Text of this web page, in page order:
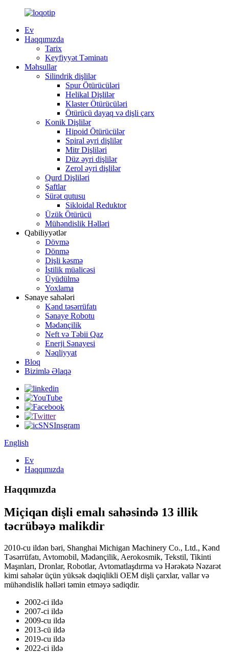
Ev
Haqqımızda
Tarix
Keyfiyyət Təminatı
Məhsullar
Silindrik dişlilər
Spur Ötürücüləri
Helikal Dişlilər
Klaster Ötürücüləri
Ötürücü dayaq və dişli çarx
Konik Dişlilər
Hipoid Ötürücülər
Spiral əyri dişlilər
Mitr Dişliləri
Düz əyri dişlilər
Zerol əyri dişlilər
Qurd Dişliləri
Şaftlar
Sürət qutusu
Sikloidal Reduktor
Üzük Ötürücü
Mühəndislik Həlləri
Qabiliyyətlər
Dövmə
Dönmə
Dişli kəsmə
İstilik müalicəsi
Üyüdülmə
Yoxlama
Sənaye sahələri
Kənd təsərrüfatı
Sənaye Robotu
Mədənçilik
Neft və Təbii Qaz
Enerji Sənayesi
Nəqliyyat
Bloq
Bizimlə Əlaqə
English
Ev
Haqqımızda
Haqqımızda
Miçiqan dişli emalı sahəsində 13 illik
təcrübəyə malikdir
2010-cu ildən bəri, Shanghai Michigan Machinery Co., Ltd., Kənd
Təsərrüfatı, Avtomobil, Mədənçilik, Aerokosmik, Tekstil, Tikinti
Maşınları, Dronlar, Robotlar, Avtomatlaşdırma və Hərəkətə Nəzarət
kimi sahələr üçün yüksək dəqiqlikli OEM dişli çarxlar, vallar və
mühəndislik həlləri təmin etməyə sadiqdir.
2002-ci ildə
2007-ci ildə
2009-cu ildə
2013-cü ildə
2019-cu ildə
2022-ci ildə